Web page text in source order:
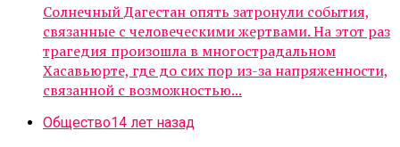
Солнечный Дагестан опять затронули события,
связанные с человеческими жертвами. На этот раз
трагедия произошла в многострадальном
Хасавьюрте, где до сих пор из-за напряженности,
связанной с возможностью...
Общество14 лет назад